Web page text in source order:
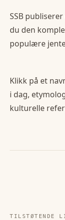
SSB
du den
populære
Klikk på et
i dag,
kulturelle
TILSTØTENDE